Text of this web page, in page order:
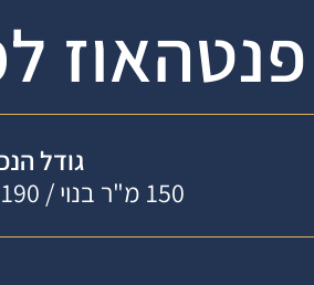
פנטהאוז
גודל
150 מ"ר בנוי / 190 מ"ר מרפסת